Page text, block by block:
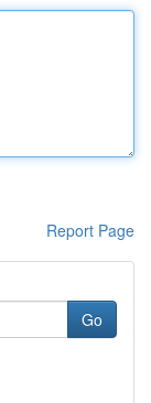
Report Page
Go